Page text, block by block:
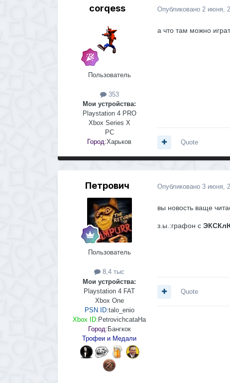
corqess
Пользователь
353
Мои устройства:
Playstation 4 PRO
Xbox Series X
PC
Город:Харьков
Опубликовано 2 июня,
а что там можно
Quote
Петрович
Пользователь
8,4 тыс
Мои устройства:
Playstation 4 FAT
Xbox One
PSN ID:talo_enio
Xbox ID:PetrovichcataHa
Город:Бангкок
Трофеи и Медали
Опубликовано 3 июня,
вы новость ваще
з.ы.:графон с
Quote